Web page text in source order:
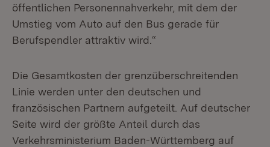
öffentlichen Personennahverkehr, mit dem der
Umstieg vom Auto auf den Bus gerade für
Berufspendler attraktiv wird.“
Die Gesamtkosten der grenzüberschreitenden
Linie werden unter den deutschen und
französischen Partnern aufgeteilt. Auf deutscher
Seite wird der größte Anteil durch das
Verkehrsministerium Baden-Württemberg auf